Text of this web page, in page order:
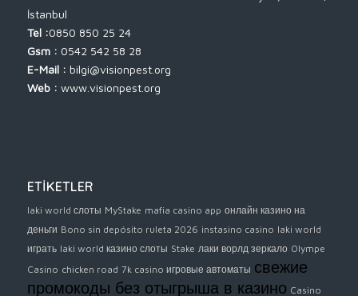
İstanbul
Tel :0850 850 25 24
Gsm : 0542 542 58 28
E-Mail : bilgi@visionpest.org
Web : www.visionpest.org
ETİKETLER
laki world слоты MyStake mafia casino app онлайн казино на
деньги Bono sin depósito ruleta 2026 instasino casino laki world
играть laki world казино слоты Stake лаки ворлд зеркало Olympe
Casino chicken road 7k casino игровые автоматы свежие
промокоды без отыгрыша в казино Casino